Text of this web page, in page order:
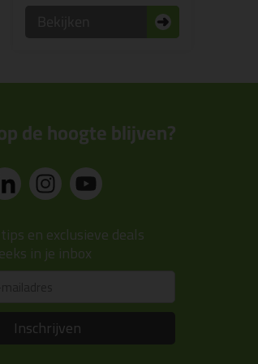
de hoogte blijven?
en exclusieve deals
in je inbox
Inschrijven